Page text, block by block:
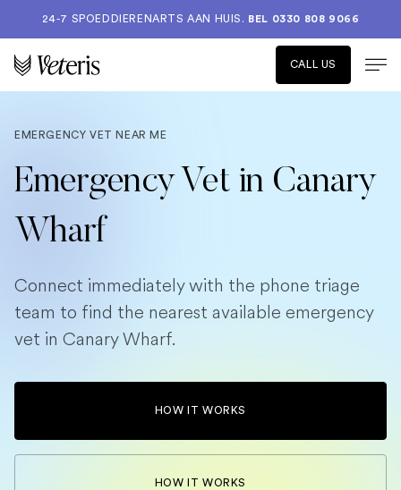
24-7 SPOEDDIERENARTS AAN HUIS. BEL 0330 808 9066
CALL US
EMERGENCY VET NEAR ME
Emergency Vet in Canary
Wharf
Connect immediately with the phone triage
team to find the nearest available emergency
vet in Canary Wharf.
HOW IT WORKS
HOW IT WORKS